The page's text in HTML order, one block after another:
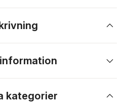
kategorier